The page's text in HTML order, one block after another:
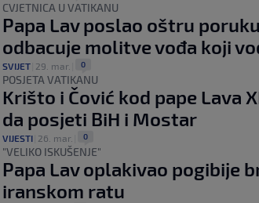
CVJETNICA U VATIKANU
Papa Lav poslao oštru
odbacuje molitve vođa koji
SVIJET 29. mar. 0
POSJETA VATIKANU
Krišto i Čović kod pape Lava
da posjeti BiH i Mostar
VIJESTI 26. mar. 0
"VELIKO ISKUŠENJE"
Papa Lav oplakivao pogibije
iranskom ratu